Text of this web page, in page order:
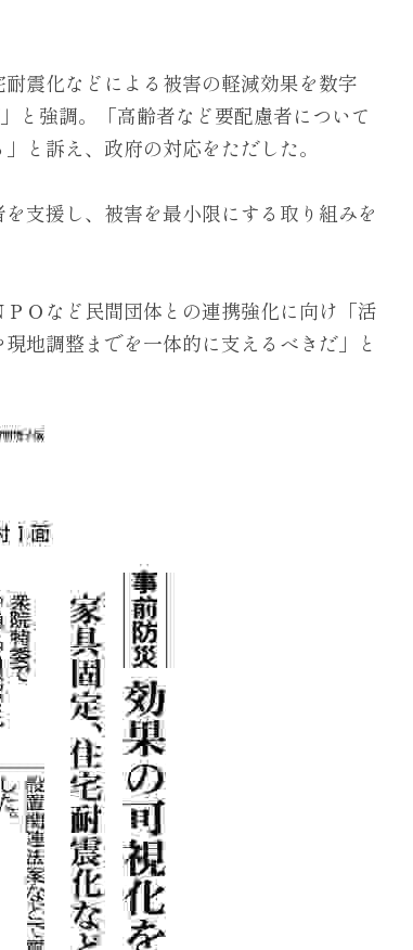
震化などによる被害の軽減効果を数字
と強調。「高齢者など要配慮者について
と訴え、政府の対応をただした。
支援し、被害を最小限にする取り組みを
Ｏなど民間団体との連携強化に向け「活
地調整までを一体的に支えるべきだ」と